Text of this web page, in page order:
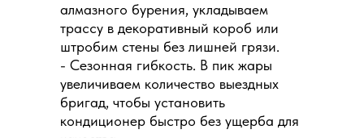
алмазного бурения, укладываем
трассу в декоративный короб или
штробим стены без лишней грязи.
- Сезонная гибкость. В пик жары
увеличиваем количество выездных
бригад, чтобы установить
кондиционер быстро без ущерба для